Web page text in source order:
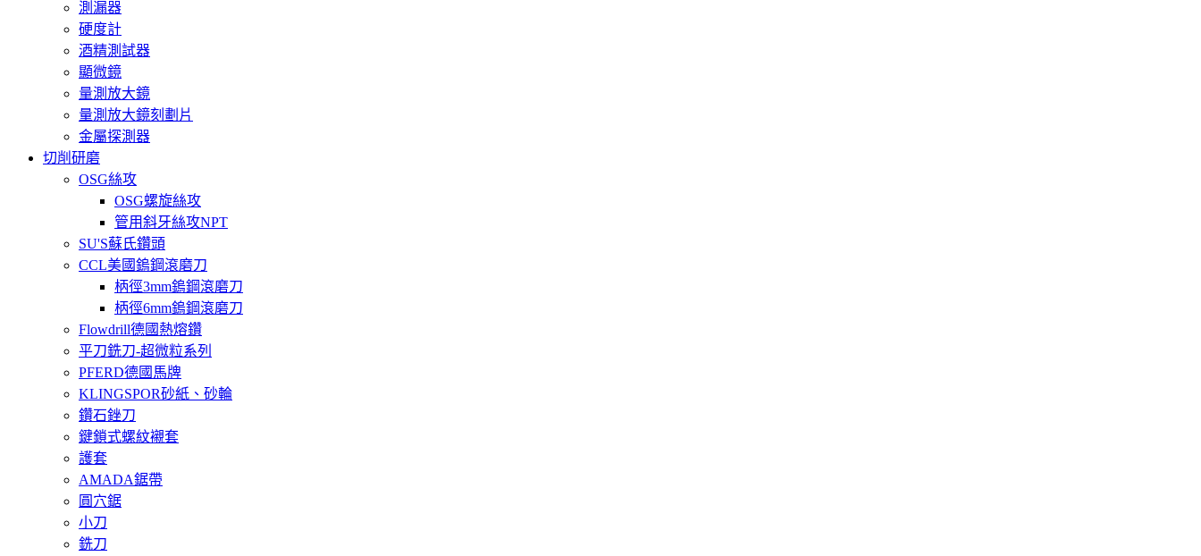
測漏器
硬度計
酒精測試器
顯微鏡
量測放大鏡
量測放大鏡刻劃片
金屬探測器
切削研磨
OSG絲攻
OSG螺旋絲攻
管用斜牙絲攻NPT
SU'S蘇氏鑽頭
CCL美國鎢鋼滾磨刀
柄徑3mm鎢鋼滾磨刀
柄徑6mm鎢鋼滾磨刀
Flowdrill德國熱熔鑽
平刀銑刀-超微粒系列
PFERD德國馬牌
KLINGSPOR砂紙、砂輪
鑽石銼刀
鍵鎖式螺紋襯套
護套
AMADA鋸帶
圓穴鋸
小刀
銑刀